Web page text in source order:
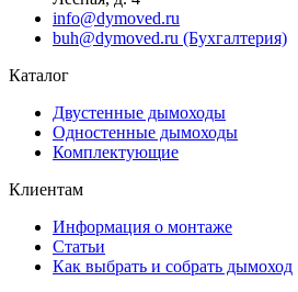
info@dymoved.ru
buh@dymoved.ru (Бухгалтерия)
Каталог
Двустенные дымоходы
Одностенные дымоходы
Комплектующие
Клиентам
Информация о монтаже
Статьи
Как выбрать и собрать дымоход